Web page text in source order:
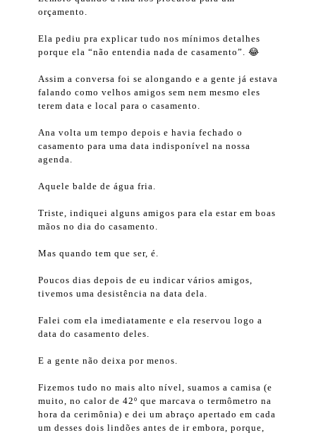
orçamento.
Ela pediu pra explicar tudo nos mínimos detalhes
porque ela “não entendia nada de casamento”. 😂
Assim a conversa foi se alongando e a gente já estava
falando como velhos amigos sem nem mesmo eles
terem data e local para o casamento.
Ana volta um tempo depois e havia fechado o
casamento para uma data indisponível na nossa
agenda.
Aquele balde de água fria.
Triste, indiquei alguns amigos para ela estar em boas
mãos no dia do casamento.
Mas quando tem que ser, é.
Poucos dias depois de eu indicar vários amigos,
tivemos uma desistência na data dela.
Falei com ela imediatamente e ela reservou logo a
data do casamento deles.
E a gente não deixa por menos.
Fizemos tudo no mais alto nível, suamos a camisa (e
muito, no calor de 42º que marcava o termômetro na
hora da cerimônia) e dei um abraço apertado em cada
um desses dois lindões antes de ir embora, porque,